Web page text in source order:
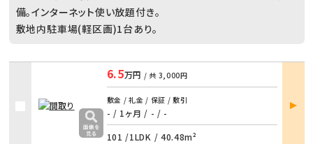
備。インターネット使い放題付き。
敷地内駐車場(軽区画)1台あり。
6.5万円 / 共 3,000円
敷金 / 礼金 / 保証 / 敷引
- / 1ヶ月 / - / -
101 /1LDK / 40.48m²
部屋
詳細